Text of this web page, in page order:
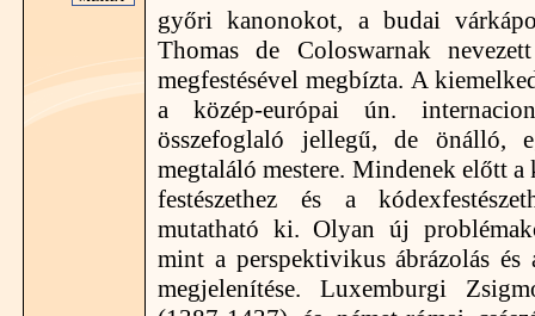
győri kanonokot, a budai
Thomas de Coloswarnak
megfestésével megbízta. A
a közép-európai ún.
összefoglaló jellegű, de önálló,
megtaláló mestere. Mindenek előtt a
festészethez és a
mutatható ki. Olyan új
mint a perspektivikus ábrázolás és
megjelenítése. Luxemburgi